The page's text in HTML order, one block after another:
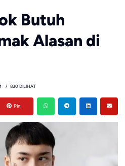
Butuh
Alasan di
830 DILIHAT
Pin